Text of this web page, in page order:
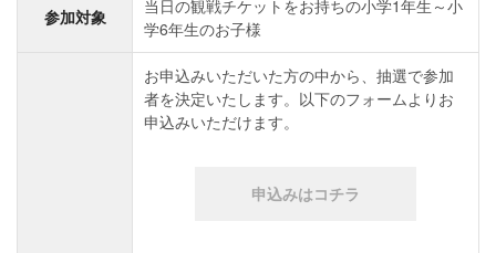
参加対象
当日の観戦チケットをお持ちの小学1年生～小
学6年生のお子様
お申込みいただいた方の中から、抽選で参加
者を決定いたします。以下のフォームよりお
申込みいただけます。
申込みはコチラ